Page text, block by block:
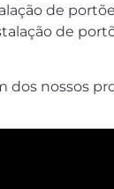
de
de
nossos